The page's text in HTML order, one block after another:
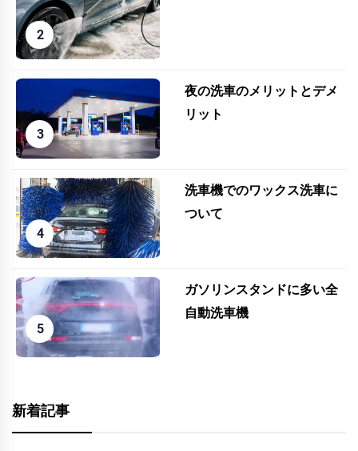
夜の洗車のメリットとデメ
リット
洗車機でのワックス洗車に
ついて
ガソリンスタンドに多い全
自動洗車機
新着記事